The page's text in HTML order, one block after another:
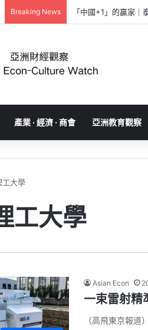
Breaking News 「中國+1」的贏家｜
產業 · 經濟 · 商會 亞洲教育觀察
工大學
工大學
Asian Econ
一束雷射精
（高飛東京報